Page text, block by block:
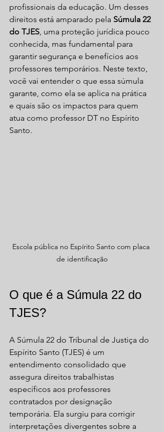
profissionais da educação. Um desses
direitos está amparado pela Súmula 22
do TJES, uma proteção jurídica pouco
conhecida, mas fundamental para
garantir segurança e benefícios aos
professores temporários. Neste texto,
você vai entender o que essa súmula
garante, como ela se aplica na prática
e quais são os impactos para quem
atua como professor DT no Espírito
Santo.
Escola pública no Espírito Santo com placa
de identificação
O que é a Súmula 22 do
TJES?
A Súmula 22 do Tribunal de Justiça do
Espírito Santo (TJES) é um
entendimento consolidado que
assegura direitos trabalhistas
específicos aos professores
contratados por designação
temporária. Ela surgiu para corrigir
interpretações divergentes sobre a